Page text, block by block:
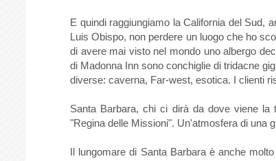
E quindi raggiungiamo la California del Sud,
Luis Obispo, non perdere un luogo che ho
di avere mai visto nel mondo uno albergo
di Madonna Inn sono conchiglie di tridacne
diverse: caverna, Far-west, esotica. I clienti
Santa Barbara, chi ci dirà da dove viene la
"Regina delle Missioni". Un'atmosfera di una
Il lungomare di Santa Barbara è anche